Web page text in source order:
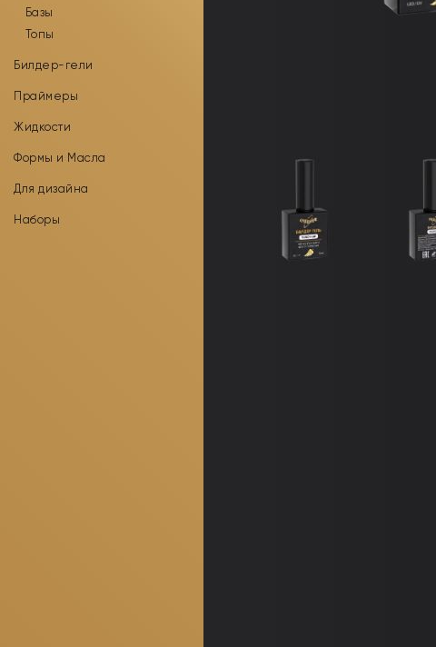
Базы
Топы
Билдер-гели
Праймеры
Жидкости
Формы и Масла
Для дизайна
Наборы